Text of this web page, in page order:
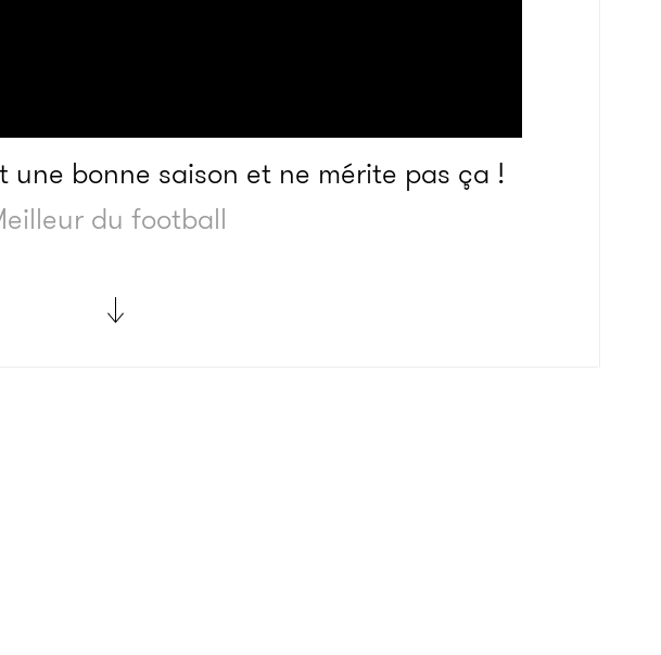
une bonne saison et ne mérite pas ça !
du football